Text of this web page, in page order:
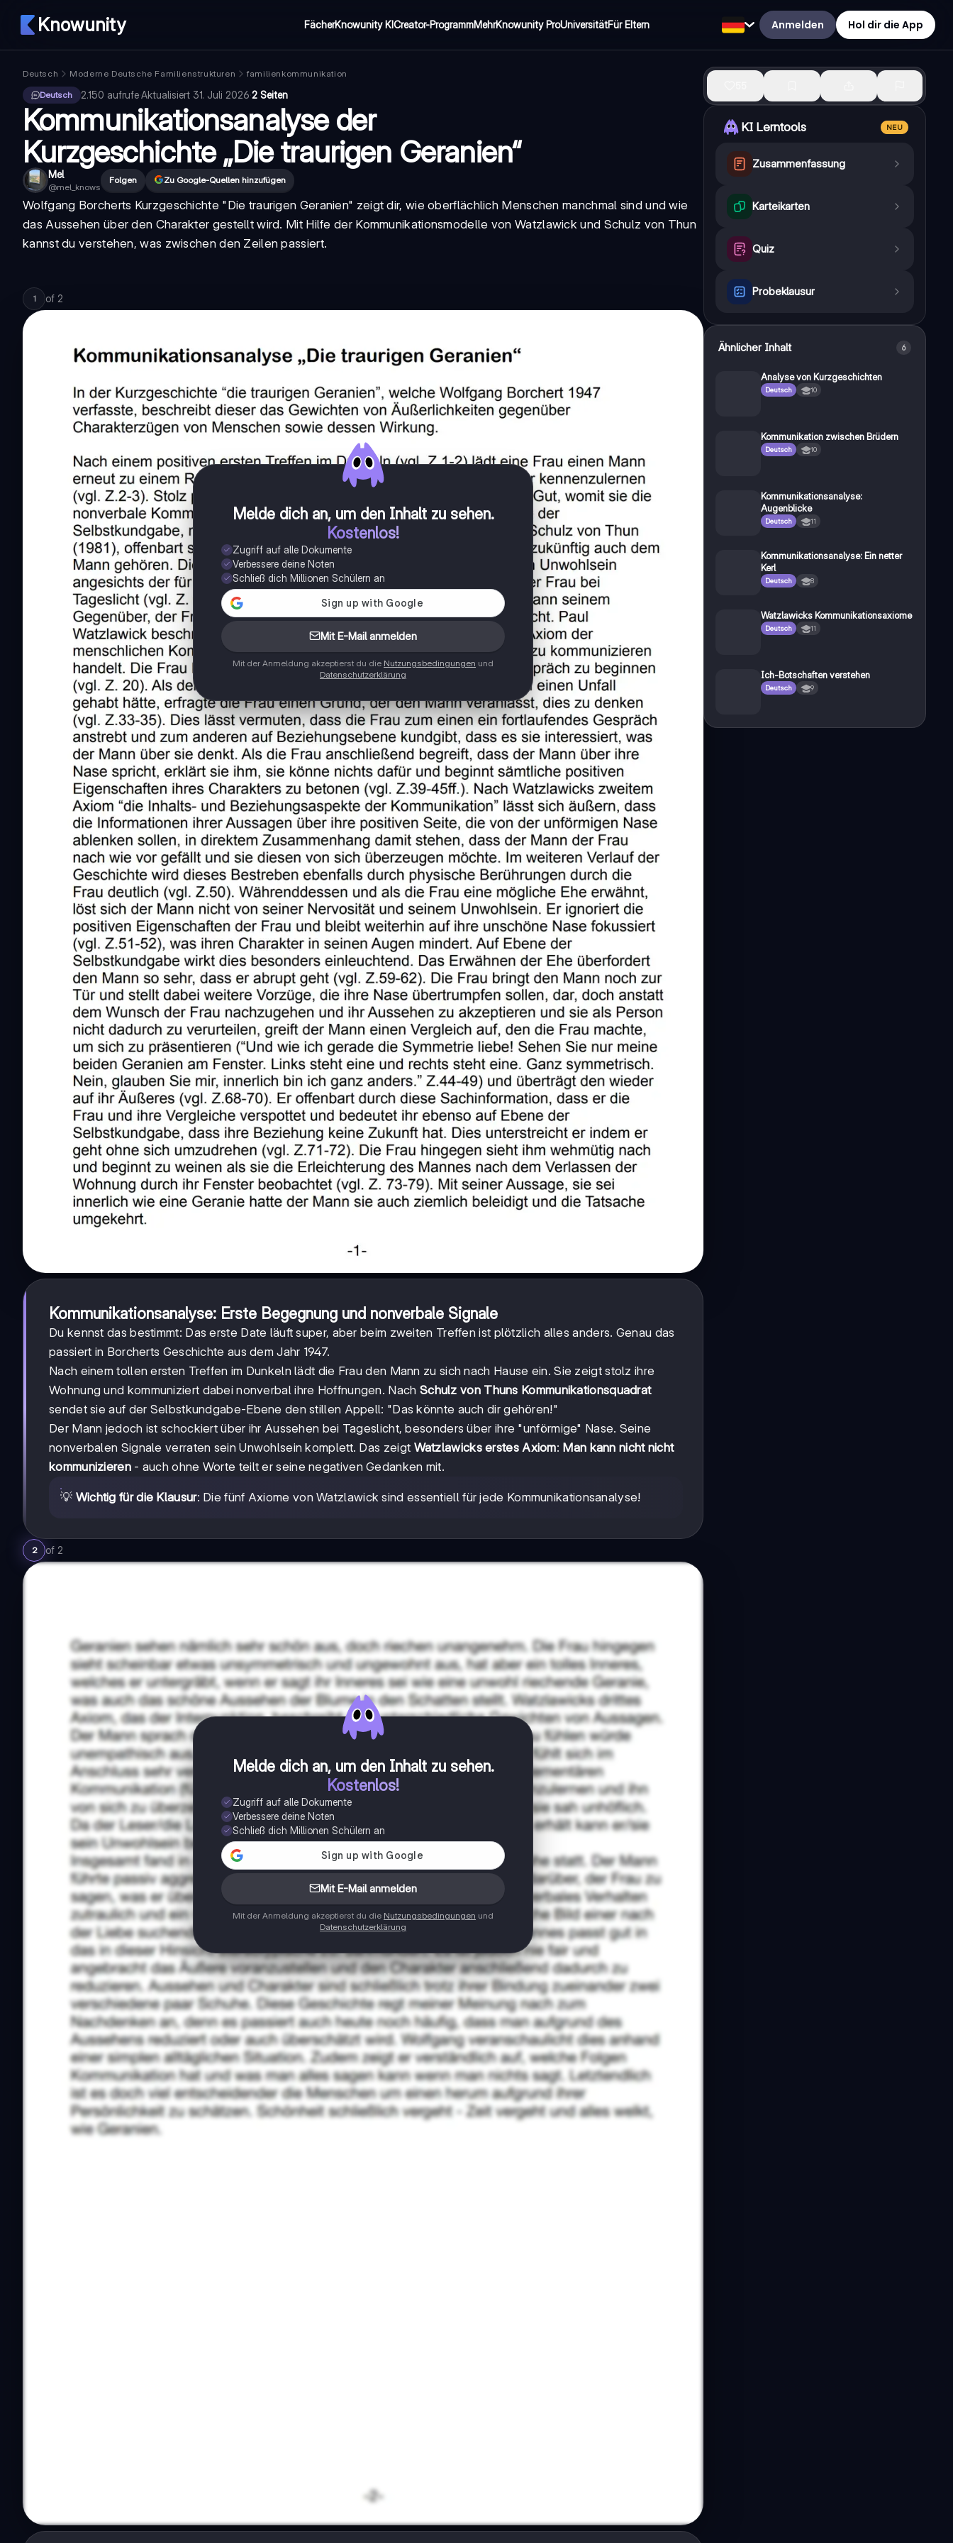
Knowunity FächerKnowunity KICreator-ProgrammMehrKnowunity ProUniversitätFür Eltern Anmelden Hol dir die App
Deutsch Moderne Deutsche Familienstrukturen
familienkommunikation
Deutsch
2.150 aufrufe·Aktualisiert 31. Juli 2026·2 Seiten
Kommunikationsanalyse der
Kurzgeschichte „Die traurigen Geranien“
Mel
@mel_knows
Folgen Zu Google-Quellen hinzufügen
Wolfgang Borcherts Kurzgeschichte "Die traurigen Geranien" zeigt dir, wie oberflächlich Menschen manchmal sind und wie
das Aussehen über den Charakter gestellt wird. Mit Hilfe der Kommunikationsmodelle von Watzlawick und Schulz von Thun
kannst du verstehen, was zwischen den Zeilen passiert.
1 of 2
Melde dich an, um den Inhalt zu sehen.
Kostenlos!
Zugriff auf alle Dokumente
Verbessere deine Noten
Schließ dich Millionen Schülern an
Mit E-Mail anmelden
Mit der Anmeldung akzeptierst du die Nutzungsbedingungen und
Datenschutzerklärung
Kommunikationsanalyse: Erste Begegnung und nonverbale Signale
Du kennst das bestimmt: Das erste Date läuft super, aber beim zweiten Treffen ist plötzlich alles anders. Genau das
passiert in Borcherts Geschichte aus dem Jahr 1947.
Nach einem tollen ersten Treffen im Dunkeln lädt die Frau den Mann zu sich nach Hause ein. Sie zeigt stolz ihre
Wohnung und kommuniziert dabei nonverbal ihre Hoffnungen. Nach Schulz von Thuns Kommunikationsquadrat
sendet sie auf der Selbstkundgabe-Ebene den stillen Appell: "Das könnte auch dir gehören!"
Der Mann jedoch ist schockiert über ihr Aussehen bei Tageslicht, besonders über ihre "unförmige" Nase. Seine
nonverbalen Signale verraten sein Unwohlsein komplett. Das zeigt Watzlawicks erstes Axiom: Man kann nicht nicht
kommunizieren- auch ohne Worte teilt er seine negativen Gedanken mit.
💡 Wichtig für die Klausur: Die fünf Axiome von Watzlawick sind essentiell für jede Kommunikationsanalyse!
2 of 2
Melde dich an, um den Inhalt zu sehen.
Kostenlos!
Zugriff auf alle Dokumente
Verbessere deine Noten
Schließ dich Millionen Schülern an
Mit E-Mail anmelden
Mit der Anmeldung akzeptierst du die Nutzungsbedingungen und
Datenschutzerklärung
KI Lerntools NEU
Zusammenfassung
Karteikarten
Quiz
Probeklausur
Ähnlicher Inhalt 6
Analyse von Kurzgeschichten
Deutsch 10
Kommunikation zwischen Brüdern
Deutsch 10
Kommunikationsanalyse:
Augenblicke
Deutsch 11
Kommunikationsanalyse: Ein netter
Kerl
Deutsch 8
Watzlawicks Kommunikationsaxiome
Deutsch 11
Ich-Botschaften verstehen
Deutsch 9